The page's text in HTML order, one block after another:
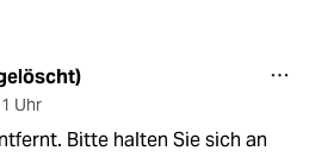
Uhr
Bitte halten Sie sich an